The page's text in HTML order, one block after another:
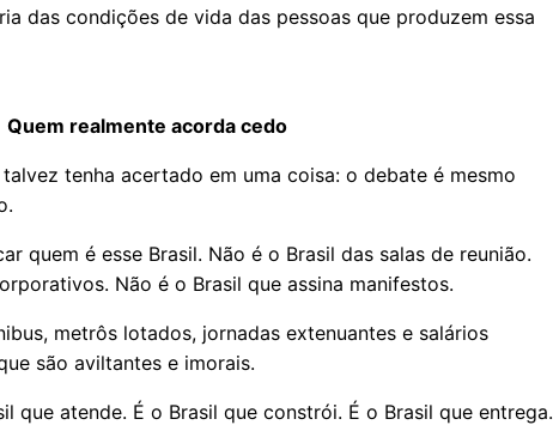
das condições de vida das pessoas que produzem essa
Quem realmente acorda cedo
tenha acertado em uma coisa: o debate é mesmo
quem é esse Brasil. Não é o Brasil das salas de reunião.
Não é o Brasil que assina manifestos.
metrôs lotados, jornadas extenuantes e salários
são aviltantes e imorais.
que atende. É o Brasil que constrói. É o Brasil que entrega.